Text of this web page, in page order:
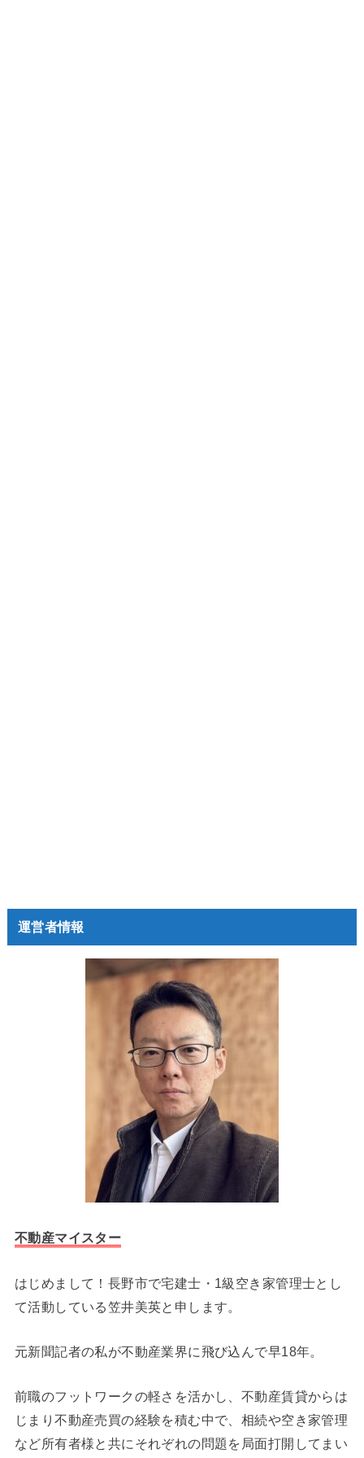
運営者情報
不動産マイスター
はじめまして！長野市で宅建士・1級空き家管理士とし
て活動している笠井美英と申します。
元新聞記者の私が不動産業界に飛び込んで早18年。
前職のフットワークの軽さを活かし、不動産賃貸からは
じまり不動産売買の経験を積む中で、相続や空き家管理
など所有者様と共にそれぞれの問題を局面打開してまい